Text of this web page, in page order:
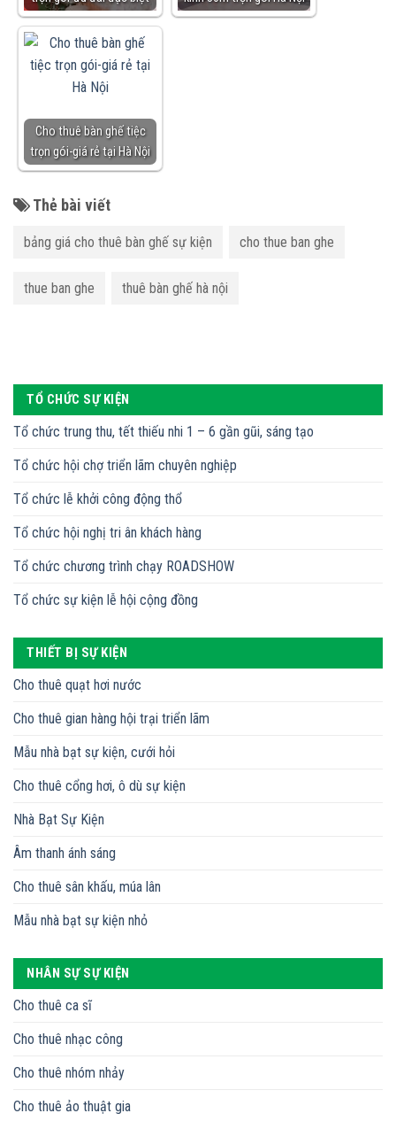
Cho thuê bàn ghế tiệc
trọn gói-giá rẻ tại Hà Nội
Thẻ bài viết
bảng giá cho thuê bàn ghế sự kiện cho thue ban ghe
thue ban ghe thuê bàn ghế hà nội
TỔ CHỨC SỰ KIỆN
Tổ chức trung thu, tết thiếu nhi 1 – 6 gần gũi, sáng tạo
Tổ chức hội chợ triển lãm chuyên nghiệp
Tổ chức lễ khởi công động thổ
Tổ chức hội nghị tri ân khách hàng
Tổ chức chương trình chạy ROADSHOW
Tổ chức sự kiện lễ hội cộng đồng
THIẾT BỊ SỰ KIỆN
Cho thuê quạt hơi nước
Cho thuê gian hàng hội trại triển lãm
Mẫu nhà bạt sự kiện, cưới hỏi
Cho thuê cổng hơi, ô dù sự kiện
Nhà Bạt Sự Kiện
Âm thanh ánh sáng
Cho thuê sân khấu, múa lân
Mẫu nhà bạt sự kiện nhỏ
NHÂN SỰ SỰ KIỆN
Cho thuê ca sĩ
Cho thuê nhạc công
Cho thuê nhóm nhảy
Cho thuê ảo thuật gia